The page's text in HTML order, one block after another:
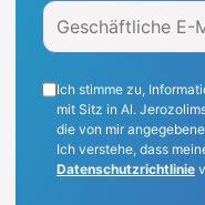
Ich stimme zu,
mit Sitz in Al.
die von mir
Ich verstehe, dass
Datenschutzrichtlinie